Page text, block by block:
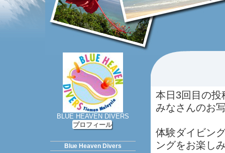
本日3回目の投
みなさんのお
体験ダイビン
ングをお楽し
BLUE HEAVEN DIVERS
プロフィール
Blue Heaven Divers